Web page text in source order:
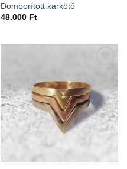
Domborított karkötő
48.000 Ft
wishlist